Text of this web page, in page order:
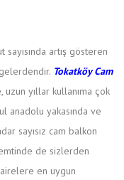
artış gösteren
Tokatköy Cam
yıllar kullanıma çok
anadolu yakasında ve
sayısız cam balkon
de sizlerden
en uygun